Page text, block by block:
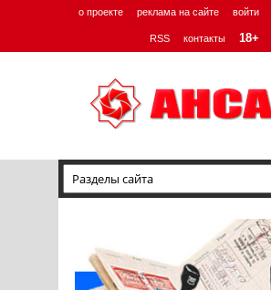
о проекте реклама на сайте войти
RSS контакты 18+